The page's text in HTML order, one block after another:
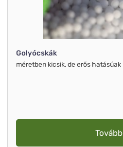
Golyócskák
méretben kicsik, de erős hatásúak
Tovább